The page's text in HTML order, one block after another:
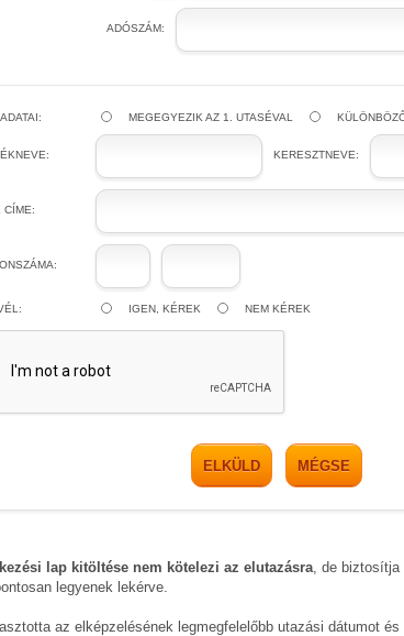
ADÓSZÁM:
MEGEGYEZIK AZ 1. UTASÉVAL
KERESZTNEVE:
CÍME:
IGEN, KÉREK NEM KÉREK
ELKÜLD MÉGSE
lap kitöltése nem kötelezi az elutazásra, de biztosítja
legyenek lekérve.
az elképzelésének legmegfelelőbb utazási dátumot